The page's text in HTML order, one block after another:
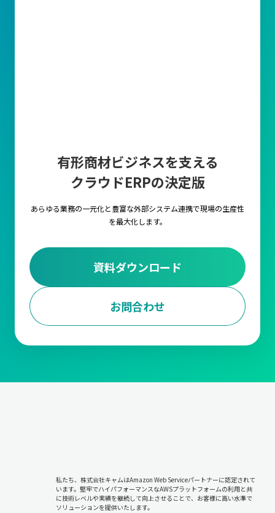
有形商材ビジネスを支える
クラウドERPの決定版
あらゆる業務の一元化と豊富な外部システム連携で現場の生産性
を最大化します。
資料ダウンロード
お問合わせ
私たち、株式会社キャムはAmazon Web Serviceパートナーに認定されて
います。堅牢でハイパフォーマンスなAWSプラットフォームの利用と共
に技術レベルや実績を継続して向上させることで、お客様に高い水準で
ソリューションを提供いたします。